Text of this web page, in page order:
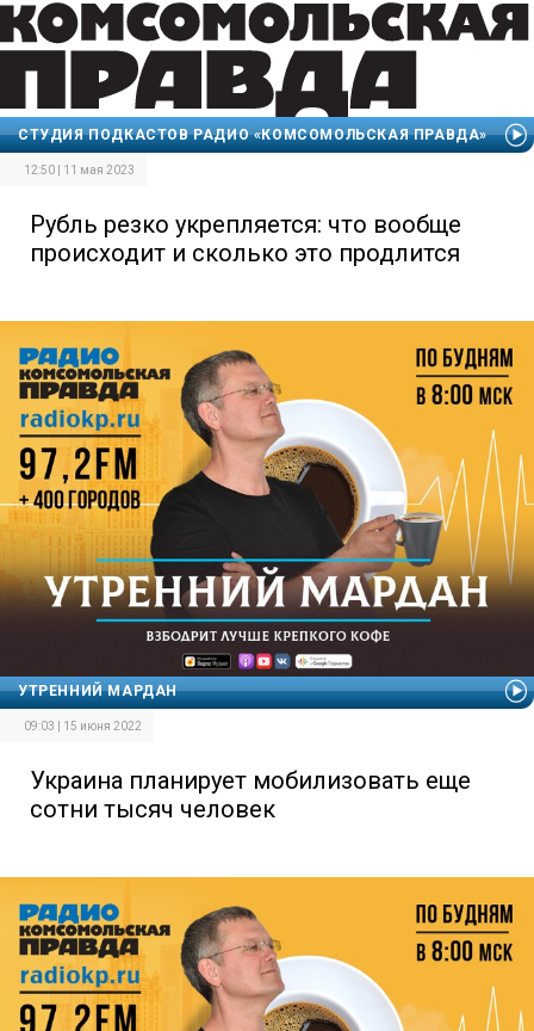
СТУДИЯ ПОДКАСТОВ РАДИО «КОМСОМОЛЬСКАЯ ПРАВДА»
12:50 | 11 мая 2023
Рубль резко укрепляется: что вообще
происходит и сколько это продлится
УТРЕННИЙ МАРДАН
09:03 | 15 июня 2022
Украина планирует мобилизовать еще
сотни тысяч человек